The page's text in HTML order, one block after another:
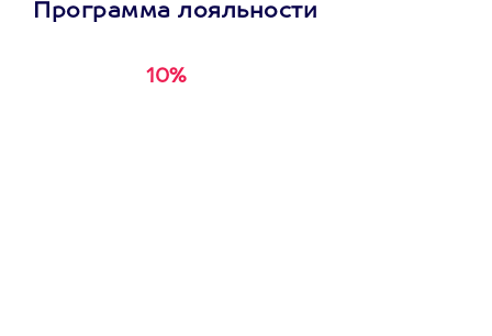
Программа лояльности
10%